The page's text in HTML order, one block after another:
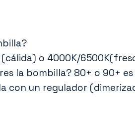
o 4000K/
la bombilla? 80+ o 90+
con un regulador